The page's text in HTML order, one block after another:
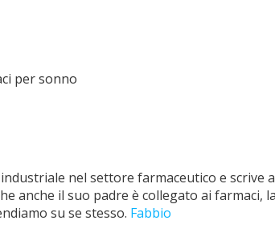
per sonno
nel settore farmaceutico e
anche il suo padre è collegato ai farmaci,
su se stesso. Fabbio